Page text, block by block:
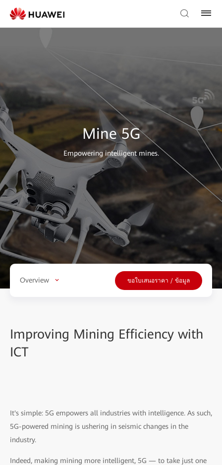
Mine 5G
Empowering intelligent mines.
Overview ขอใบเสนอราคา / ข้อมูล
Improving Mining Efficiency with
ICT
It's simple: 5G empowers all industries with intelligence. As such,
5G-powered mining is ushering in seismic changes in the
industry.
Indeed, making mining more intelligent, 5G — to take just one